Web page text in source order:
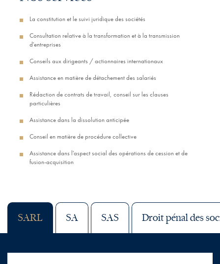
La constitution et le suivi juridique des sociétés
Consultation relative à la transformation et à la transmission
d'entreprises
Conseils aux dirigeants / actionnaires internationaux
Assistance en matière de détachement des salariés
Rédaction de contrats de travail, conseil sur les clauses
particulières
Assistance dans la dissolution anticipée
Conseil en matière de procédure collective
Assistance dans l'aspect social des opérations de cession et de
fusion-acquisition
SARL SA SAS Droit pénal des